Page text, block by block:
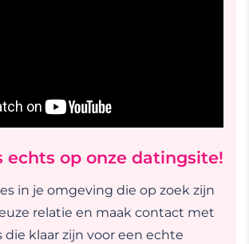
echts op onze datingsite!
in je omgeving die op zoek zijn
relatie en maak contact met
die klaar zijn voor een echte